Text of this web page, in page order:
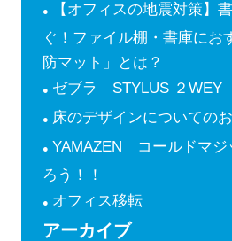
【オフィスの地震対策】
ぐ！ファイル棚・書庫にお
防マット」とは？
ゼブラ STYLUS ２WEY
床のデザインについての
YAMAZEN コールドマジ
ろう！！
オフィス移転
アーカイブ